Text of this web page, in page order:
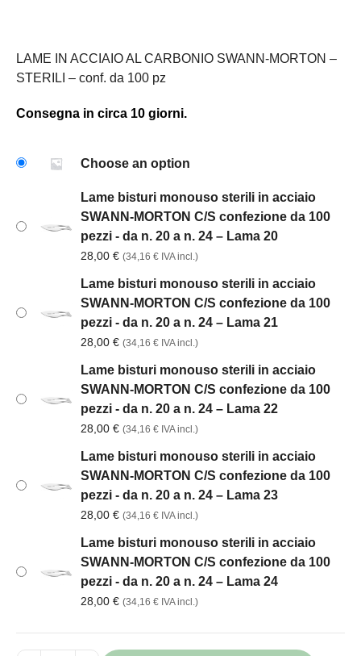
LAME IN ACCIAIO AL CARBONIO SWANN-MORTON –
STERILI – conf. da 100 pz
Consegna in circa 10 giorni.
Choose an option
Lame bisturi monouso sterili in acciaio
SWANN-MORTON C/S confezione da 100
pezzi - da n. 20 a n. 24 – Lama 20
28,00 € (34,16 € IVA incl.)
Lame bisturi monouso sterili in acciaio
SWANN-MORTON C/S confezione da 100
pezzi - da n. 20 a n. 24 – Lama 21
28,00 € (34,16 € IVA incl.)
Lame bisturi monouso sterili in acciaio
SWANN-MORTON C/S confezione da 100
pezzi - da n. 20 a n. 24 – Lama 22
28,00 € (34,16 € IVA incl.)
Lame bisturi monouso sterili in acciaio
SWANN-MORTON C/S confezione da 100
pezzi - da n. 20 a n. 24 – Lama 23
28,00 € (34,16 € IVA incl.)
Lame bisturi monouso sterili in acciaio
SWANN-MORTON C/S confezione da 100
pezzi - da n. 20 a n. 24 – Lama 24
28,00 € (34,16 € IVA incl.)